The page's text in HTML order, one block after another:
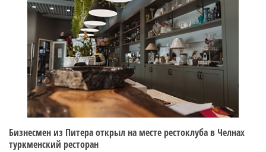
Бизнесмен из Питера открыл на месте рестоклуба в Челнах
туркменский ресторан